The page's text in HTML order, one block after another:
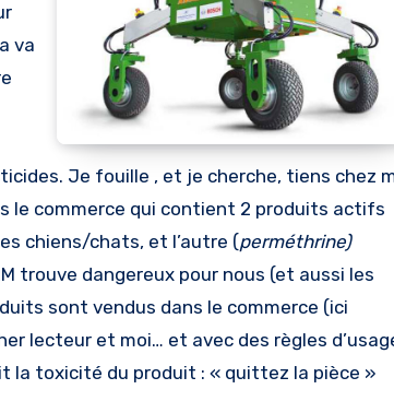
va
Je fouille , et je cherche, tiens chez
le commerce qui contient 2 produits actifs
chiens/chats, et l’autre (perméthrine)
trouve dangereux pour nous (et aussi les
sont vendus dans le commerce (ici
lecteur et moi… et avec des règles
la toxicité du produit : « quittez la pièce »